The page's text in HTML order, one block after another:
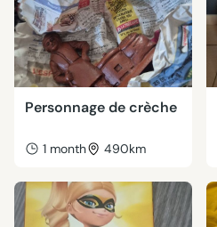
Personnage de crèche
1 month 490km